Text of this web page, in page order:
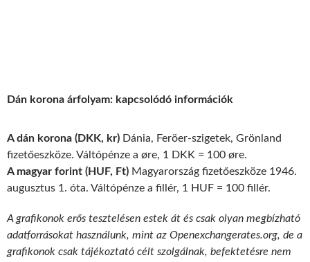
Dán korona árfolyam: kapcsolódó információk
A dán korona (DKK, kr) Dánia, Feröer-szigetek, Grönland
fizetőeszköze. Váltópénze a øre, 1 DKK = 100 øre.
A magyar forint (HUF, Ft) Magyarország fizetőeszköze 1946.
augusztus 1. óta. Váltópénze a fillér, 1 HUF = 100 fillér.
A grafikonok erős tesztelésen estek át és csak olyan megbízható
adatforrásokat használunk, mint az Openexchangerates.org, de a
grafikonok csak tájékoztató célt szolgálnak, befektetésre nem